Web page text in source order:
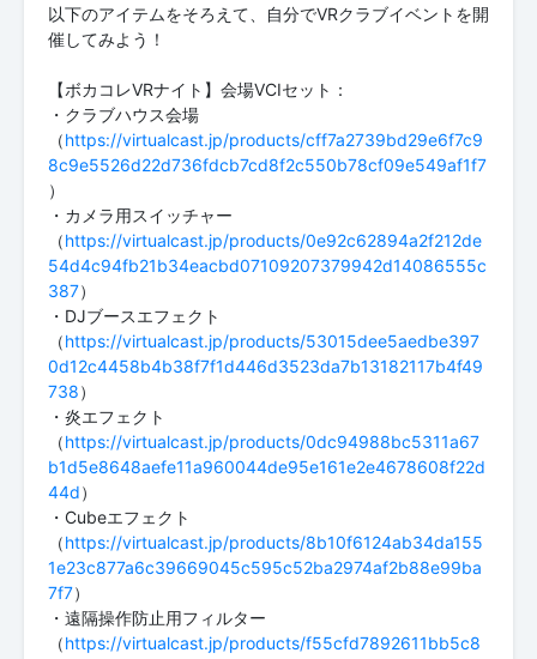
以下のアイテムをそろえて、自分でVRクラブイベントを開
催してみよう！
【ボカコレVRナイト】会場VCIセット：
・クラブハウス会場
（https://virtualcast.jp/products/cff7a2739bd29e6f7c9
8c9e5526d22d736fdcb7cd8f2c550b78cf09e549af1f7
）
・カメラ用スイッチャー
（https://virtualcast.jp/products/0e92c62894a2f212de
54d4c94fb21b34eacbd07109207379942d14086555c
387）
・DJブースエフェクト
（https://virtualcast.jp/products/53015dee5aedbe397
0d12c4458b4b38f7f1d446d3523da7b13182117b4f49
738）
・炎エフェクト
（https://virtualcast.jp/products/0dc94988bc5311a67
b1d5e8648aefe11a960044de95e161e2e4678608f22d
44d）
・Cubeエフェクト
（https://virtualcast.jp/products/8b10f6124ab34da155
1e23c877a6c39669045c595c52ba2974af2b88e99ba
7f7）
・遠隔操作防止用フィルター
（https://virtualcast.jp/products/f55cfd7892611bb5c8